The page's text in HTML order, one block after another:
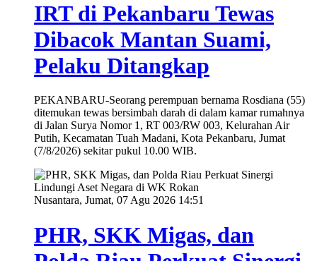
IRT di Pekanbaru Tewas
Dibacok Mantan Suami,
Pelaku Ditangkap
PEKANBARU-Seorang perempuan bernama Rosdiana (55)
ditemukan tewas bersimbah darah di dalam kamar rumahnya
di Jalan Surya Nomor 1, RT 003/RW 003, Kelurahan Air
Putih, Kecamatan Tuah Madani, Kota Pekanbaru, Jumat
(7/8/2026) sekitar pukul 10.00 WIB.
Nusantara, Jumat, 07 Agu 2026 14:51
PHR, SKK Migas, dan